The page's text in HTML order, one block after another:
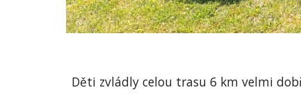
Děti zvládly celou trasu 6 km velmi